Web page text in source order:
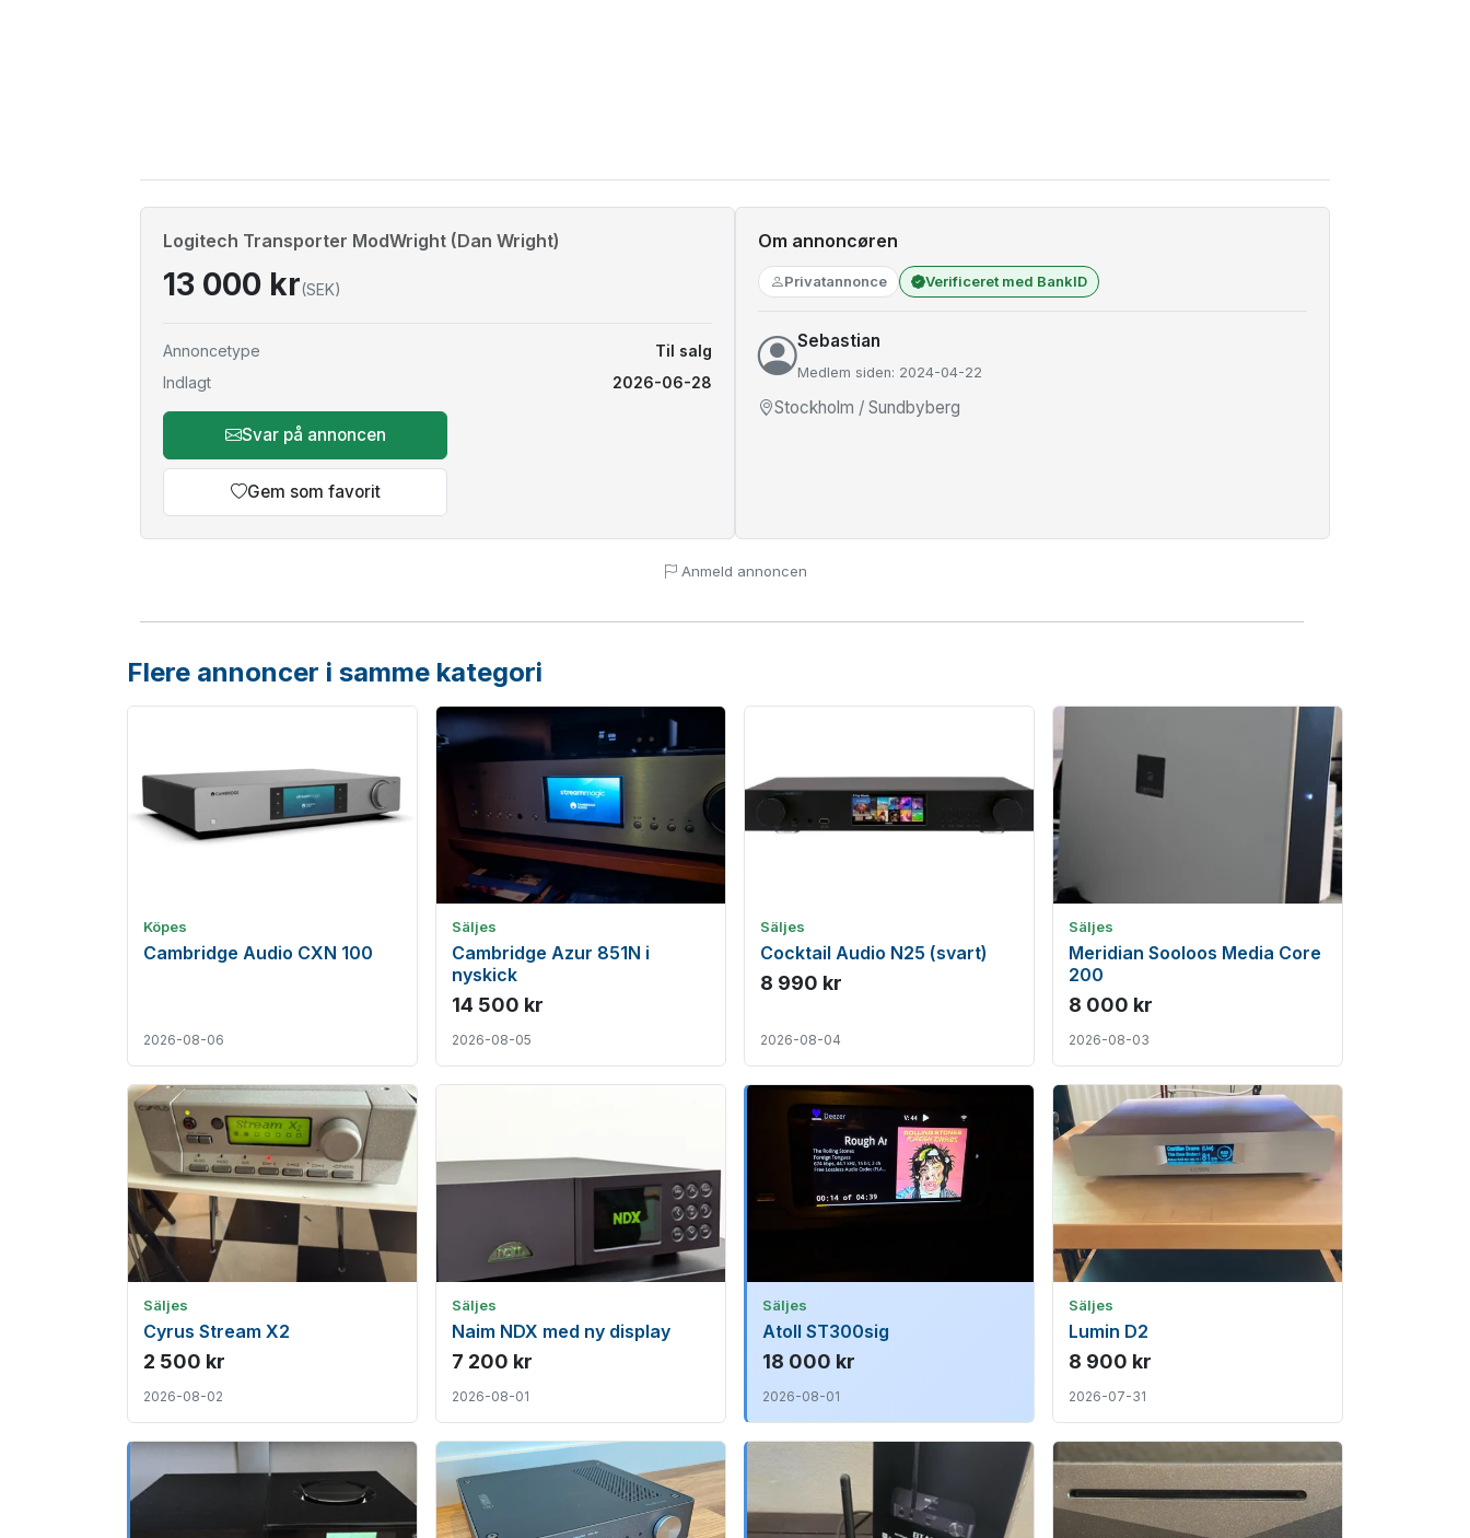
Logitech Transporter ModWright (Dan Wright)
13 000 kr(SEK)
Annoncetype
Til salg
Indlagt
2026-06-28
Svar på annoncen
Gem som favorit
Om annoncøren
Privatannonce Verificeret med BankID
Sebastian
Medlem siden: 2024-04-22
Stockholm / Sundbyberg
Anmeld annoncen
Flere annoncer i samme kategori
Köpes
Cambridge Audio CXN 100
2026-08-06
Säljes
Cambridge Azur 851N i
nyskick
14 500 kr
2026-08-05
Säljes
Cocktail Audio N25 (svart)
8 990 kr
2026-08-04
Säljes
Meridian Sooloos Media Core
200
8 000 kr
2026-08-03
Säljes
Cyrus Stream X2
2 500 kr
2026-08-02
Säljes
Naim NDX med ny display
7 200 kr
2026-08-01
Säljes
Atoll ST300sig
18 000 kr
2026-08-01
Säljes
Lumin D2
8 900 kr
2026-07-31